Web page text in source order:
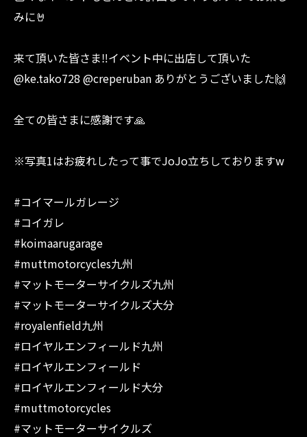
みに🤘
来て頂いた皆さま‼︎イベント中に出店して頂いた
@ke.tako728 @creperuban ありがとうございました🙌
全ての皆さまに感謝です🙏
※写真1はお疲れしたって事でJoJo立ちしておりますw
#コイマールガレージ
#コイガレ
#koimaarugarage
#muttmotorcycles九州
#マットモーターサイクルズ九州
#マットモーターサイクルズ大分
#royalenfield九州
#ロイヤルエンフィールド九州
#ロイヤルエンフィールド
#ロイヤルエンフィールド大分
#muttmotorcycles
#マットモーターサイクルズ